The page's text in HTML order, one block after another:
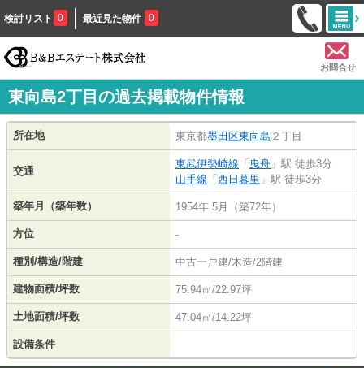
検討リスト 0 最近見た物件 0
お問合せ
東向島2丁目の過去掲載物件情報
所在地 東京都墨田区東向島 ２丁目
交通
東武伊勢崎線 「 曳舟 」駅 徒歩3分
山手線 「 西日暮里 」駅 徒歩3分
築年月（築年数） 1954年 5月（築72年）
方位 -
種別/構造/階建 中古一戸建/木造/2階建
建物面積/坪数 75.94㎡/22.97坪
土地面積/坪数 47.04㎡/14.22坪
設備条件